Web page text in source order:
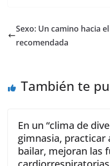
e
b
k
er l s
Sexo: Un camino hacia
recomendada
También te
En un “clima de
gimnasia, practicar
bailar, mejoran las